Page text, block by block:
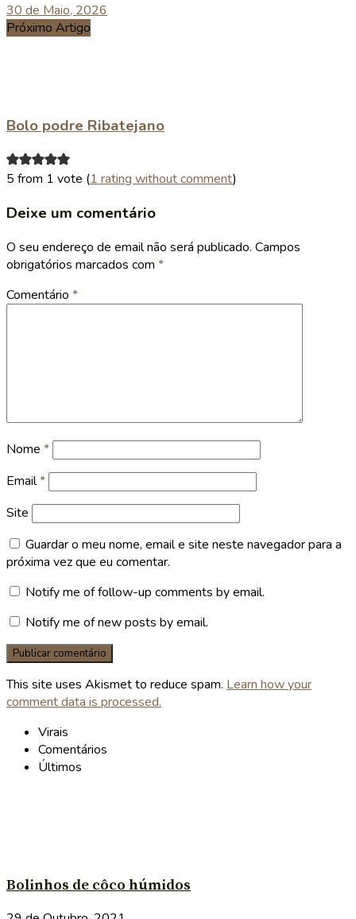
30 de Maio, 2026
Próximo Artigo
Bolo podre Ribatejano
5 from 1 vote (1 rating without comment)
Deixe um comentário
O seu endereço de email não será publicado. Campos
obrigatórios marcados com *
Comentário *
Nome *
Email*
Site
Guardar o meu nome, email e site neste navegador para a
próxima vez que eu comentar.
Notify me of follow-up comments by email.
Notify me of new posts by email.
This site uses Akismet to reduce spam. Learn how your
comment data is processed.
Virais
Comentários
Últimos
Bolinhos de côco húmidos